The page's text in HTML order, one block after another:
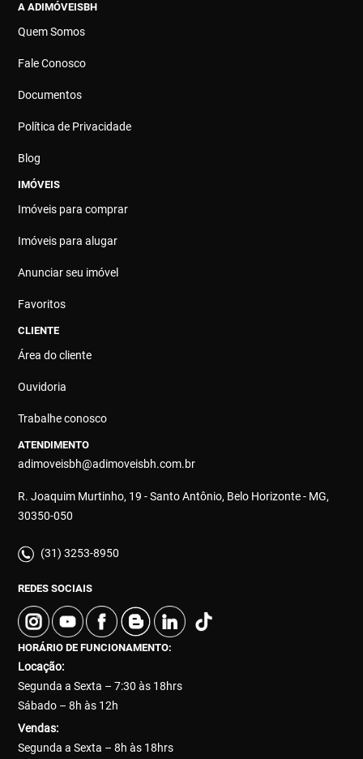
A ADIMÓVEISBH
Quem Somos
Fale Conosco
Documentos
Política de Privacidade
Blog
IMÓVEIS
Imóveis para comprar
Imóveis para alugar
Anunciar seu imóvel
Favoritos
CLIENTE
Área do cliente
Ouvidoria
Trabalhe conosco
ATENDIMENTO
adimoveisbh@adimoveisbh.com.br
R. Joaquim Murtinho, 19 - Santo Antônio, Belo Horizonte - MG,
30350-050
(31) 3253-8950
REDES SOCIAIS
HORÁRIO DE FUNCIONAMENTO:
Locação:
Segunda a Sexta – 7:30 às 18hrs
Sábado – 8h às 12h
Vendas:
Segunda a Sexta – 8h às 18hrs